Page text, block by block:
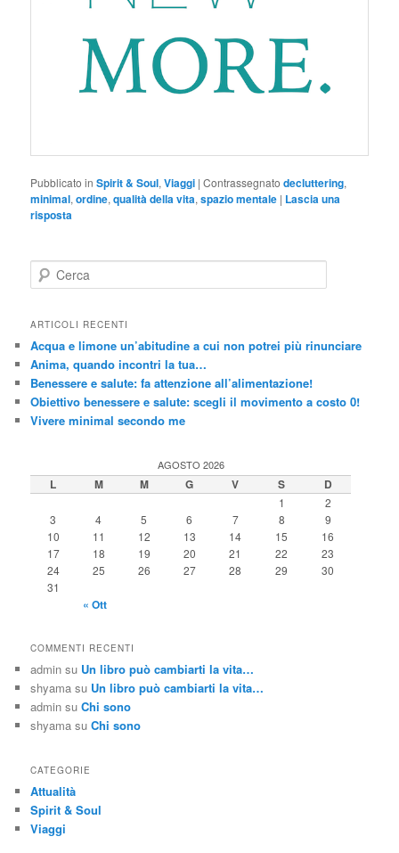
Pubblicato in Spirit & Soul,Viaggi |Contrassegnato decluttering,
minimal,ordine,qualità della vita,spazio mentale | Lascia una
risposta
e
c
ARTICOLI RECENTI
Acqua e limone un’abitudine a cui non potrei più rinunciare
Anima, quando incontri la tua…
Benessere e salute: fa attenzione all’alimentazione!
Obiettivo benessere e salute: scegli il movimento a costo 0!
Vivere minimal secondo me
AGOSTO 2026
L M M G V S D
1
2
3
4 5 6 7 8
9
10
11 12 13 14 15
16
17
18 19 20 21 22
23
24
25 26 27 28 29
30
31
« Ott
COMMENTI RECENTI
admin su Un libro può cambiarti la vita…
shyama su Un libro può cambiarti la vita…
admin suChi sono
shyama suChi sono
CATEGORIE
Attualità
Spirit & Soul
Viaggi